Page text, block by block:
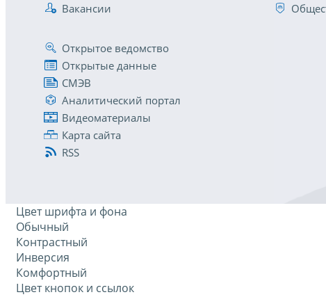
Вакансии
Открытое ведомство
Открытые данные
СМЭВ
Аналитический портал
Видеоматериалы
Карта сайта
RSS
Цвет шрифта и фона
Обычный
Контрастный
Инверсия
Комфортный
Цвет кнопок и ссылок